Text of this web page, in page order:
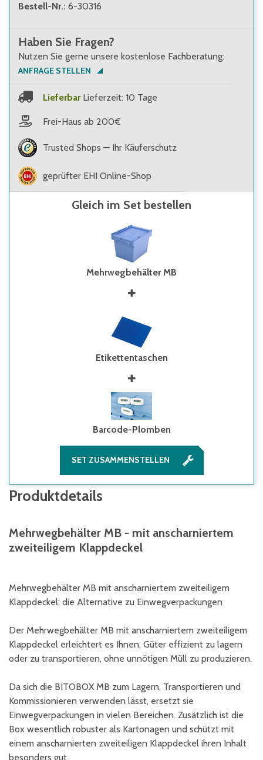
Bestell-Nr.: 6-30316
Haben Sie Fragen?
Nutzen Sie gerne unsere kostenlose Fachberatung:
ANFRAGE STELLEN
Lieferbar Lieferzeit: 10 Tage
Frei-Haus ab 200€
Trusted Shops — Ihr Käuferschutz
geprüfter EHI Online-Shop
Gleich im Set bestellen
Mehrwegbehälter MB
Etikettentaschen
Barcode-Plomben
SET ZUSAMMENSTELLEN
Produktdetails
Mehrwegbehälter MB - mit anscharniertem
zweiteiligem Klappdeckel
Mehrwegbehälter MB mit anscharniertem zweiteiligem
Klappdeckel: die Alternative zu Einwegverpackungen
Der Mehrwegbehälter MB mit anscharniertem zweiteiligem
Klappdeckel erleichtert es Ihnen, Güter effizient zu lagern
oder zu transportieren, ohne unnötigen Müll zu produzieren.
Da sich die BITOBOX MB zum Lagern, Transportieren und
Kommissionieren verwenden lässt, ersetzt sie
Einwegverpackungen in vielen Bereichen. Zusätzlich ist die
Box wesentlich robuster als Kartonagen und schützt mit
einem anscharnierten zweiteiligen Klappdeckel ihren Inhalt
besonders gut.